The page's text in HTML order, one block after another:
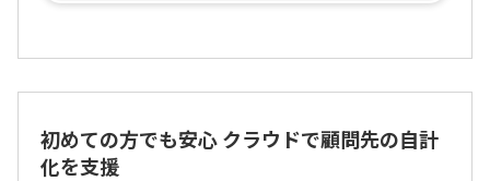
初めての方でも安心 クラウドで顧問先の自計
化を支援